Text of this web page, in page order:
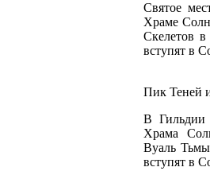
Святое
Храме
Скелетов
вступят в
Пик Теней
В Гильдии
Храма
Вуаль
вступят в